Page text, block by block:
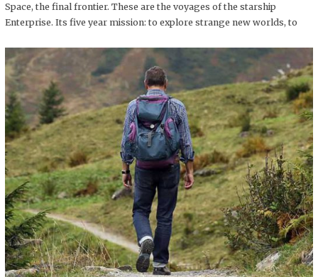
C
I
E
2
0
1
9
Space, the final frontier. These are the voyages of the starship
Enterprise. Its five year mission: to explore strange new worlds, to